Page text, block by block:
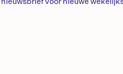
nieuwsbriefvoor nieuwe